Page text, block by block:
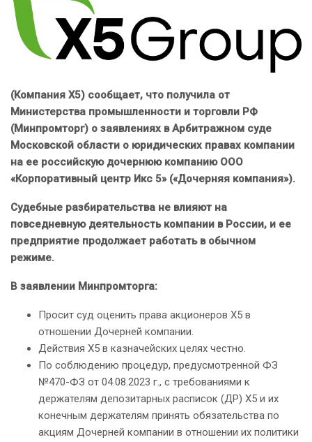
(Компания X5) сообщает, что получила от
Министерства промышленности и торговли РФ
(Минпромторг) о заявлениях в Арбитражном суде
Московской области о юридических правах компании
на ее российскую дочернюю компанию ООО
«Корпоративный центр Икс 5» («Дочерняя компания»).
Судебные разбирательства не влияют на
повседневную деятельность компании в России, и ее
предприятие продолжает работать в обычном
режиме.
В заявлении Минпромторга:
Просит суд оценить права акционеров X5 в
отношении Дочерней компании.
Действия X5 в казначейских целях честно.
По соблюдению процедур, предусмотренной ФЗ
№470-ФЗ от 04.08.2023 г., с требованиями к
держателям депозитарных расписок (ДР) X5 и их
конечным держателям принять обязательства по
акциям Дочерней компании в отношении их политики